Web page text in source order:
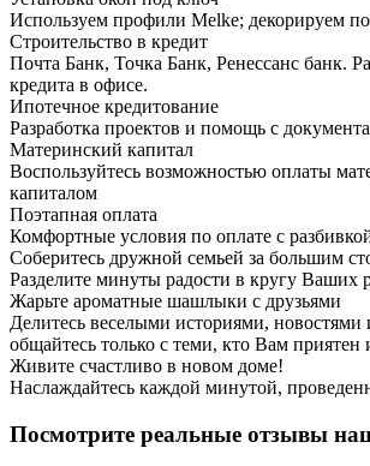
Используем профили Melke; декорируем
Строительство в кредит
Почта Банк, Точка Банк, Ренессанс банк.
кредита в офисе.
Ипотечное кредитование
Разработка проектов и помощь с
Материнский капитал
Воспользуйтесь возможностью оплаты
капиталом
Поэтапная оплата
Комфортные условия по оплате с
Соберитесь дружной семьей за большим
Разделите минуты радости в кругу Ваших
Жарьте ароматные шашлыки с друзьями
Делитесь веселыми историями, новостями
общайтесь только с теми, кто Вам приятен
Живите счастливо в новом доме!
Наслаждайтесь каждой минутой,
Посмотрите реальные отзывы